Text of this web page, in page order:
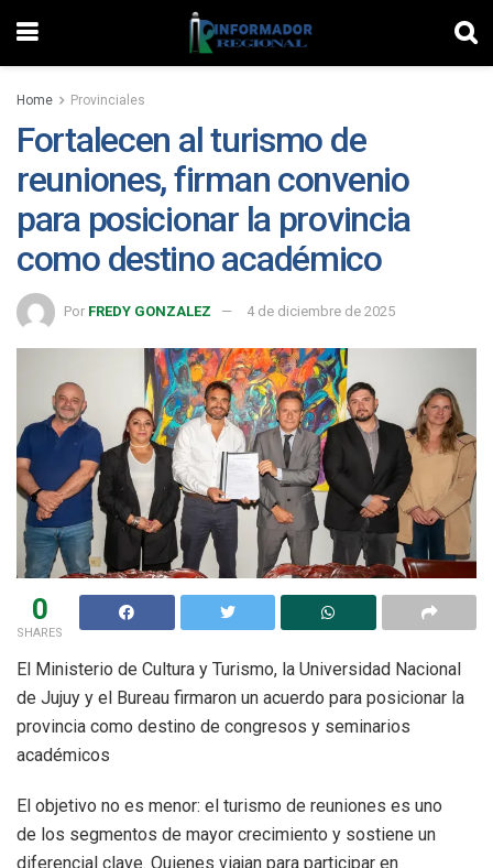
Home Provinciales
Fortalecen al turismo de
reuniones, firman convenio
para posicionar la provincia
como destino académico
Por FREDY GONZALEZ 4 de diciembre de 2025
0
SHARES
El Ministerio de Cultura y Turismo, la Universidad Nacional
de Jujuy y el Bureau firmaron un acuerdo para posicionar la
provincia como destino de congresos y seminarios
académicos
El objetivo no es menor: el turismo de reuniones es uno
de los segmentos de mayor crecimiento y sostiene un
diferencial clave. Quienes viajan para participar en